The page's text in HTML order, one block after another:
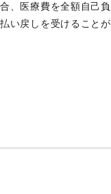
、医療費を全額自己負
い戻しを受けることが